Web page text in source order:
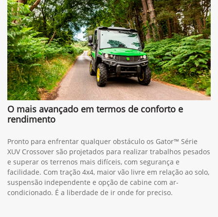
O mais avançado em termos de conforto e
rendimento
Pronto para enfrentar qualquer obstáculo os Gator™ Série
XUV Crossover são projetados para realizar trabalhos pesados
e superar os terrenos mais difíceis, com segurança e
facilidade. Com tração 4x4, maior vão livre em relação ao solo,
suspensão independente e opção de cabine com ar-
condicionado. É a liberdade de ir onde for preciso.